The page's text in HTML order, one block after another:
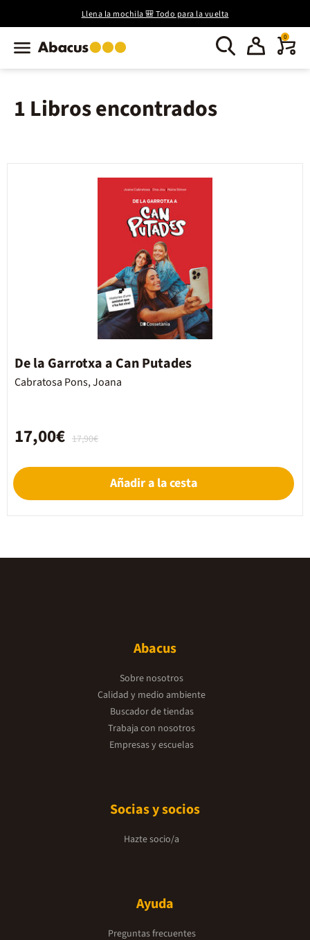
Llena la mochila 🎒 Todo para la vuelta
0
1 Libros encontrados
De la Garrotxa a Can Putades
Cabratosa Pons, Joana
17,90€
17,00€
Añadir a la cesta
Abacus
Sobre nosotros
Calidad y medio ambiente
Buscador de tiendas
Trabaja con nosotros
Empresas y escuelas
Socias y socios
Hazte socio/a
Ayuda
Preguntas frecuentes